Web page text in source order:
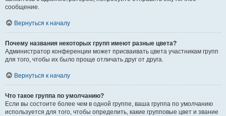
сообщение.
Вернуться к началу
Почему названия некоторых групп имеют разные цвета?
Администратор конференции может присваивать цвета участникам групп
для того, чтобы их было проще отличать друг от друга.
Вернуться к началу
Что такое группа по умолчанию?
Если вы состоите более чем в одной группе, ваша группа по умолчанию
используется для того, чтобы определить, какие групповые цвет и звание